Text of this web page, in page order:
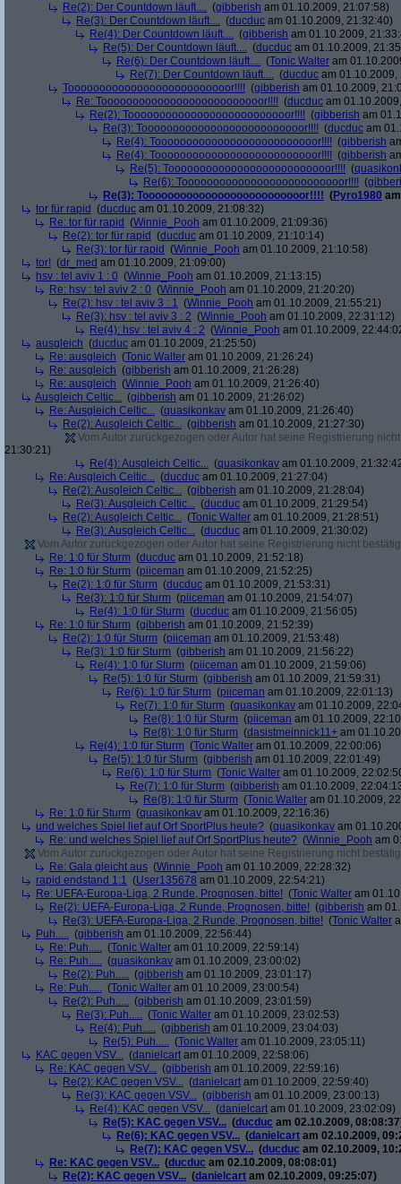
Re(2): Der Countdown läuft.... (gibberish am 01.10.2009, 21:07:58)
Re(3): Der Countdown läuft.... (ducduc am 01.10.2009, 21:32:40)
Re(4): Der Countdown läuft.... (gibberish am 01.10.2009,
Re(5): Der Countdown läuft.... (ducduc am 01.10.2009,
Re(6): Der Countdown läuft.... (Tonic Walter am
Re(7): Der Countdown läuft.... (ducduc am 01.10.2009,
Toooooooooooooooooooooooooor!!!! (gibberish am 01.10.2009,
Re: Toooooooooooooooooooooooooor!!!! (ducduc am
Re(2): Toooooooooooooooooooooooooor!!!! (gibberish am
Re(3): Toooooooooooooooooooooooooor!!!! (ducduc am
Re(4): Toooooooooooooooooooooooooor!!!! (gibberish
Re(4): Toooooooooooooooooooooooooor!!!! (gibberish
Re(5): Toooooooooooooooooooooooooor!!!! (
Re(6): Toooooooooooooooooooooooooor!!!! (
Re(3): Toooooooooooooooooooooooooor!!!! (Pyro1980
tor für rapid (ducduc am 01.10.2009, 21:08:32)
Re: tor für rapid (Winnie_Pooh am 01.10.2009, 21:09:36)
Re(2): tor für rapid (ducduc am 01.10.2009, 21:10:14)
Re(3): tor für rapid (Winnie_Pooh am 01.10.2009, 21:10:58)
tor! (dr_med am 01.10.2009, 21:09:00)
hsv : tel aviv 1 : 0 (Winnie_Pooh am 01.10.2009, 21:13:15)
Re: hsv : tel aviv 2 : 0 (Winnie_Pooh am 01.10.2009, 21:20:20)
Re(2): hsv : tel aviv 3 : 1 (Winnie_Pooh am 01.10.2009, 21:55:21)
Re(3): hsv : tel aviv 3 : 2 (Winnie_Pooh am 01.10.2009, 22:31:12)
Re(4): hsv : tel aviv 4 : 2 (Winnie_Pooh am 01.10.2009,
ausgleich (ducduc am 01.10.2009, 21:25:50)
Re: ausgleich (Tonic Walter am 01.10.2009, 21:26:24)
Re: ausgleich (gibberish am 01.10.2009, 21:26:28)
Re: ausgleich (Winnie_Pooh am 01.10.2009, 21:26:40)
Ausgleich Celtic... (gibberish am 01.10.2009, 21:26:02)
Re: Ausgleich Celtic... (quasikonkav am 01.10.2009, 21:26:40)
Re(2): Ausgleich Celtic... (gibberish am 01.10.2009, 21:27:30)
Vom Autor zurückgezogen oder Autor hat seine Registrierung
21:30:21)
Re(4): Ausgleich Celtic... (quasikonkav am 01.10.2009,
Re: Ausgleich Celtic... (ducduc am 01.10.2009, 21:27:04)
Re(2): Ausgleich Celtic... (gibberish am 01.10.2009, 21:28:04)
Re(3): Ausgleich Celtic... (ducduc am 01.10.2009, 21:29:54)
Re(2): Ausgleich Celtic... (Tonic Walter am 01.10.2009, 21:28:51)
Re(3): Ausgleich Celtic... (ducduc am 01.10.2009, 21:30:02)
Vom Autor zurückgezogen oder Autor hat seine Registrierung nicht
Re: 1:0 für Sturm (ducduc am 01.10.2009, 21:52:18)
Re: 1:0 für Sturm (piiceman am 01.10.2009, 21:52:25)
Re(2): 1:0 für Sturm (ducduc am 01.10.2009, 21:53:31)
Re(3): 1:0 für Sturm (piiceman am 01.10.2009, 21:54:07)
Re(4): 1:0 für Sturm (ducduc am 01.10.2009, 21:56:05)
Re: 1:0 für Sturm (gibberish am 01.10.2009, 21:52:39)
Re(2): 1:0 für Sturm (piiceman am 01.10.2009, 21:53:48)
Re(3): 1:0 für Sturm (gibberish am 01.10.2009, 21:56:22)
Re(4): 1:0 für Sturm (piiceman am 01.10.2009, 21:59:06)
Re(5): 1:0 für Sturm (gibberish am 01.10.2009, 21:59:31)
Re(6): 1:0 für Sturm (piiceman am 01.10.2009, 22:01:13)
Re(7): 1:0 für Sturm (quasikonkav am 01.10.2009,
Re(8): 1:0 für Sturm (piiceman am 01.10.2009,
Re(8): 1:0 für Sturm (dasistmeinnick11+ am
Re(4): 1:0 für Sturm (Tonic Walter am 01.10.2009, 22:00:06)
Re(5): 1:0 für Sturm (gibberish am 01.10.2009, 22:01:49)
Re(6): 1:0 für Sturm (Tonic Walter am 01.10.2009,
Re(7): 1:0 für Sturm (gibberish am 01.10.2009,
Re(8): 1:0 für Sturm (Tonic Walter am 01.10.2009,
Re: 1:0 für Sturm (quasikonkav am 01.10.2009, 22:16:36)
und welches Spiel lief auf Orf SportPlus heute? (quasikonkav am
Re: und welches Spiel lief auf Orf SportPlus heute? (Winnie_Pooh am
Vom Autor zurückgezogen oder Autor hat seine Registrierung nicht
Re: Gala gleicht aus (Winnie_Pooh am 01.10.2009, 22:28:32)
rapid endstand 1:1 (User135678 am 01.10.2009, 22:54:21)
Re: UEFA-Europa-Liga, 2 Runde, Prognosen, bitte! (Tonic Walter am
Re(2): UEFA-Europa-Liga, 2 Runde, Prognosen, bitte! (gibberish am
Re(3): UEFA-Europa-Liga, 2 Runde, Prognosen, bitte! (Tonic Walter
Puh..... (gibberish am 01.10.2009, 22:56:44)
Re: Puh..... (Tonic Walter am 01.10.2009, 22:59:14)
Re: Puh..... (quasikonkav am 01.10.2009, 23:00:02)
Re(2): Puh..... (gibberish am 01.10.2009, 23:01:17)
Re: Puh..... (Tonic Walter am 01.10.2009, 23:00:54)
Re(2): Puh..... (gibberish am 01.10.2009, 23:01:59)
Re(3): Puh..... (Tonic Walter am 01.10.2009, 23:02:53)
Re(4): Puh..... (gibberish am 01.10.2009, 23:04:03)
Re(5): Puh..... (Tonic Walter am 01.10.2009, 23:05:11)
KAC gegen VSV... (danielcart am 01.10.2009, 22:58:06)
Re: KAC gegen VSV... (gibberish am 01.10.2009, 22:59:16)
Re(2): KAC gegen VSV... (danielcart am 01.10.2009, 22:59:40)
Re(3): KAC gegen VSV... (gibberish am 01.10.2009, 23:00:13)
Re(4): KAC gegen VSV... (danielcart am 01.10.2009, 23:02:09)
Re(5): KAC gegen VSV... (ducduc am 02.10.2009,
Re(6): KAC gegen VSV... (danielcart am 02.10.2009,
Re(7): KAC gegen VSV... (ducduc am 02.10.2009,
Re: KAC gegen VSV... (ducduc am 02.10.2009, 08:08:01)
Re(2): KAC gegen VSV... (danielcart am 02.10.2009, 09:25:07)